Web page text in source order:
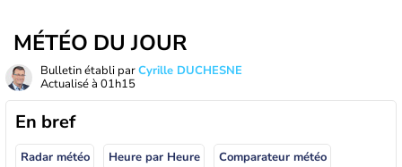
MÉTÉO DU JOUR
Bulletin établi parCyrille DUCHESNE
Actualisé à 01h15
En bref
Radar météo Heure par Heure Comparateur météo